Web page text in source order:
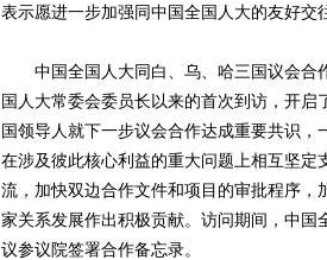
表示愿进一步加强同中国全国人大的友好交
中国全国人大同白、乌、哈三国议会合
国人大常委会委员长以来的首次到访，开
国领导人就下一步议会合作达成重要共识
在涉及彼此核心利益的重大问题上相互坚
流，加快双边合作文件和项目的审批程序，
家关系发展作出积极贡献。访问期间，中
议参议院签署合作备忘录。